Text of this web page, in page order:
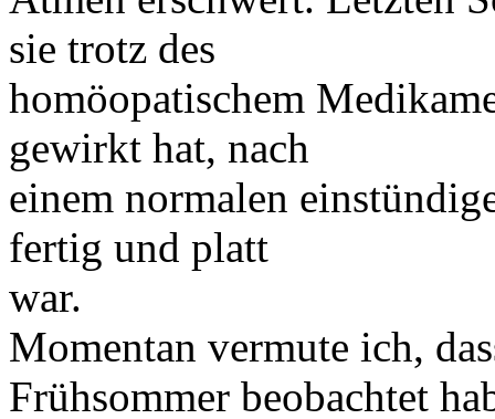
sie trotz des
homöopatischem
gewirkt hat, nach
einem normalen
fertig und platt
war.
Momentan vermute ich,
Frühsommer beobachtet